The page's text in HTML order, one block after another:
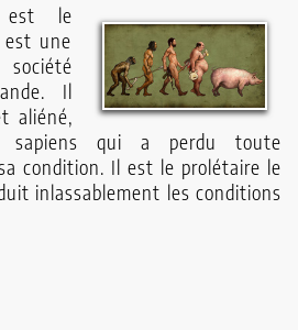
est le
une
Il
aliéné,
sapiens qui a perdu toute
condition. Il est le prolétaire le
inlassablement les conditions